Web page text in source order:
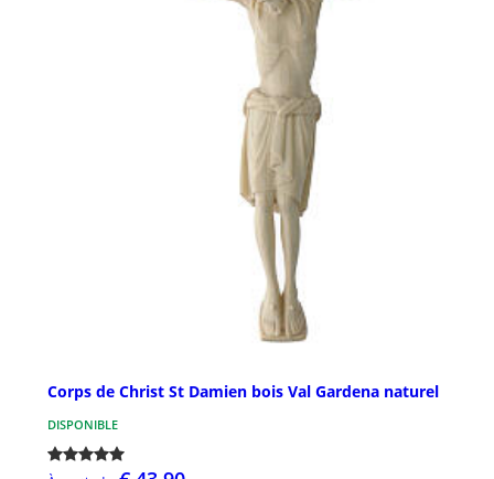
Corps de Christ St Damien bois Val Gardena naturel
DISPONIBLE